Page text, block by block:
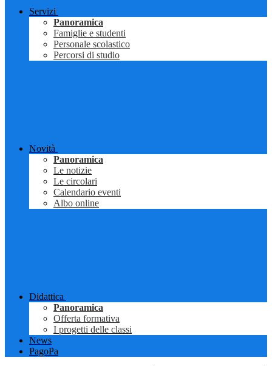
Servizi
Panoramica
Famiglie e studenti
Personale scolastico
Percorsi di studio
Novità
Panoramica
Le notizie
Le circolari
Calendario eventi
Albo online
Didattica
Panoramica
Offerta formativa
I progetti delle classi
News
PagoPa